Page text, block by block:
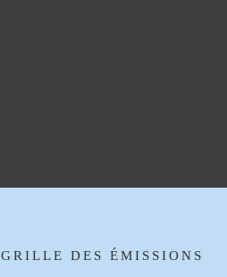
GRILLE DES ÉMISSIONS